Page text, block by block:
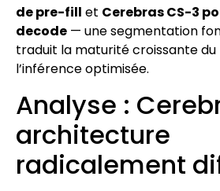
de pre-fill et Cerebras CS-3
decode — une segmentation
traduit la maturité croissante
l’inférence optimisée.
Analyse :
architecture
radicalement